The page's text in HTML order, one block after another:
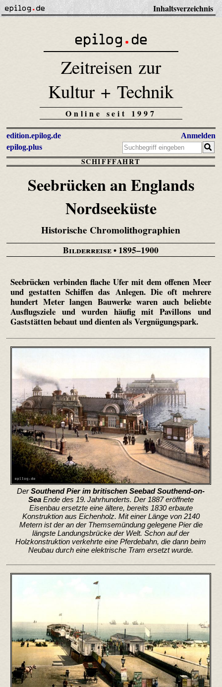
Inhaltsverzeichnis
Zeitreisen zur
Kultur + Technik
Online seit 1997
edition.epilog.de
epilog.plus
Anmelden
SCHIFFFAHRT
Seebrücken an Englands
Nordseeküste
Historische Chromolithographien
Bilderreise• 1895–1900
Seebrücken verbinden flache Ufer mit dem offenen Meer
und gestatten Schiffen das Anlegen. Die oft mehrere
hundert Meter langen Bauwerke waren auch beliebte
Ausflugsziele und wurden häufig mit Pavillons und
Gaststätten bebaut und dienten als Vergnügungspark.
DerSouthend Pier im britischen Seebad Southend-on-
SeaEnde des 19. Jahrhunderts. Der 1887 eröffnete
Eisenbau ersetzte eine ältere, bereits 1830 erbaute
Konstruktion aus Eichenholz. Mit einer Länge von 2140
Metern ist der an der Themsemündung gelegene Pier die
längste Landungsbrücke der Welt. Schon auf der
Holzkonstruktion verkehrte eine Pferdebahn, die dann beim
Neubau durch eine elektrische Tram ersetzt wurde.